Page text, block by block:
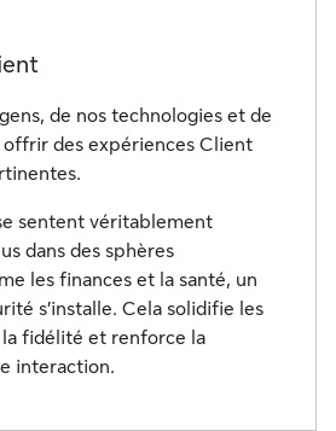
de nos technologies et de
offrir des expériences Client
sentent véritablement
dans des sphères
les finances et la santé, un
s’installe. Cela solidifie les
fidélité et renforce la
interaction.